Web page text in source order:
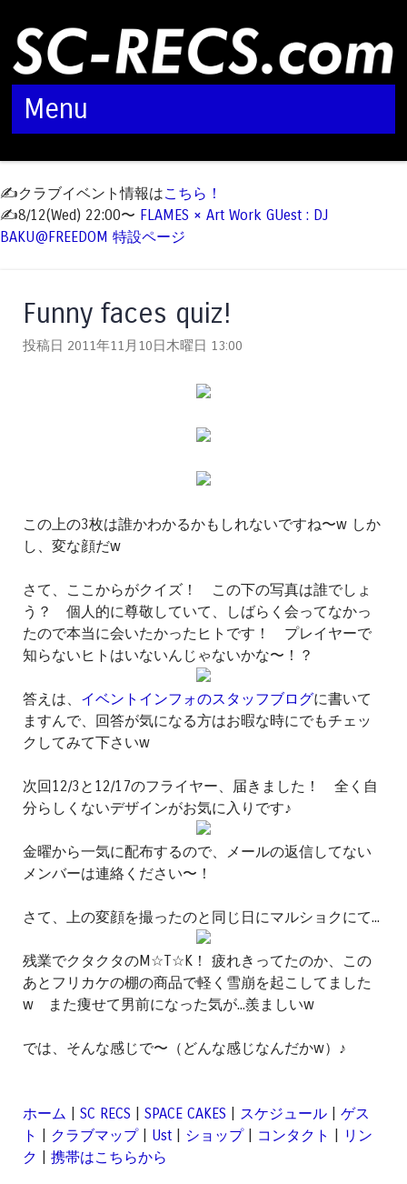
Menu
✍️クラブイベント情報はこちら！
✍️8/12(Wed) 22:00〜 FLAMES × Art Work GUest : DJ
BAKU@FREEDOM 特設ページ
Funny faces quiz!
投稿日 2011年11月10日木曜日 13:00
この上の3枚は誰かわかるかもしれないですね〜w しか
し、変な顔だw
さて、ここからがクイズ！ この下の写真は誰でしょ
う？ 個人的に尊敬していて、しばらく会ってなかっ
たので本当に会いたかったヒトです！ プレイヤーで
知らないヒトはいないんじゃないかな〜！？
答えは、 イベントインフォのスタッフブログに書いて
ますんで、回答が気になる方はお暇な時にでもチェッ
クしてみて下さいw
次回12/3と12/17のフライヤー、届きました！ 全く自
分らしくないデザインがお気に入りです♪
金曜から一気に配布するので、メールの返信してない
メンバーは連絡ください〜！
さて、上の変顔を撮ったのと同じ日にマルショクにて...
残業でクタクタのM☆T☆K！ 疲れきってたのか、この
あとフリカケの棚の商品で軽く雪崩を起こしてました
w また痩せて男前になった気が...羨ましいw
では、そんな感じで〜（どんな感じなんだかw）♪
ホーム SC RECS SPACE CAKES スケジュール
ゲス
ト
クラブマップ| Ust ショップ| コンタクト
リン
ク
携帯はこちらから